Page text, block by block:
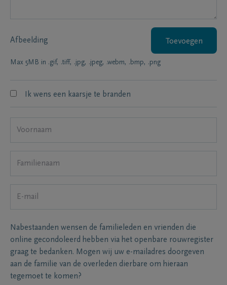
Afbeelding Toevoegen
Max 5MB in .gif, .tiff, .jpg, .jpeg, .webm, .bmp, .png
Ik wens een kaarsje te branden
Nabestaanden wensen de familieleden en vrienden die
online gecondoleerd hebben via het openbare rouwregister
graag te bedanken. Mogen wij uw e-mailadres doorgeven
aan de familie van de overleden dierbare om hieraan
tegemoet te komen?